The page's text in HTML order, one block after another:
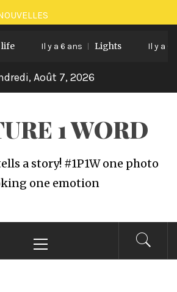
Il y a 6 ans Lights Il y a 6
Août 7, 2026
1 WORD
a story! #1P1W one photo
one emotion
principal